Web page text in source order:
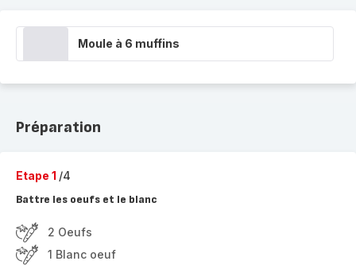
Moule à 6 muffins
Préparation
Etape 1 /4
Battre les oeufs et le blanc
2 Oeufs
1 Blanc oeuf